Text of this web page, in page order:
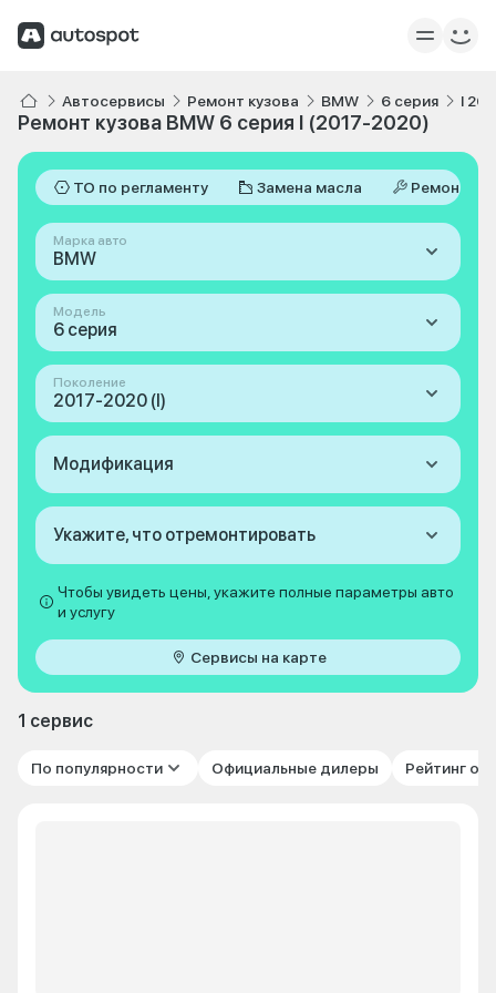
Автосервисы Ремонт кузова BMW 6 серия I
Ремонт кузова BMW 6 серия I (2017-2020)
ТО по регламенту Замена масла Ремонт
Марка авто
BMW
Модель
6 серия
Поколение
2017-2020 (I)
Модификация
Укажите, что отремонтировать
Чтобы увидеть цены, укажите полные параметры авто
и услугу
Сервисы на карте
1 сервис
По популярности Официальные дилеры Рейтинг